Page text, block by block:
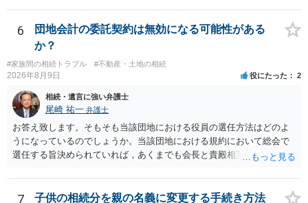
も相続権があります。つまり、孫５人に加えて「おじ又はおば」にも
相続権がある可能性があります。
6
団地会計の委託契約は無効になる可能性がある
か？
#家族間の相続トラブル #不動産・土地の相続
2026年8月9日 役にたった 2
相続・遺言に強い弁護士
尾崎 祐一 弁護士
お答え致します。そもそも当該団地における役員の選任方法はどのよ
うになっているのでしょうか。当該団地における規約において総会で
選任する旨決められていれば，あくまでも会長と貴殿相互間における
し，団地と貴殿との委託契約は有効に成立しています。当該団地にお
ける役員の選任が会長の専権でできるのであれば，貴殿と会長との合
7 子供の相続分を親の名義に変更する手続き方法